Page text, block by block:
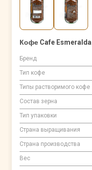
Кофе Cafe
Бренд
Тип кофе
Типы растворимого кофе
Состав зерна
Тип упаковки
Страна выращивания
Страна производства
Вес